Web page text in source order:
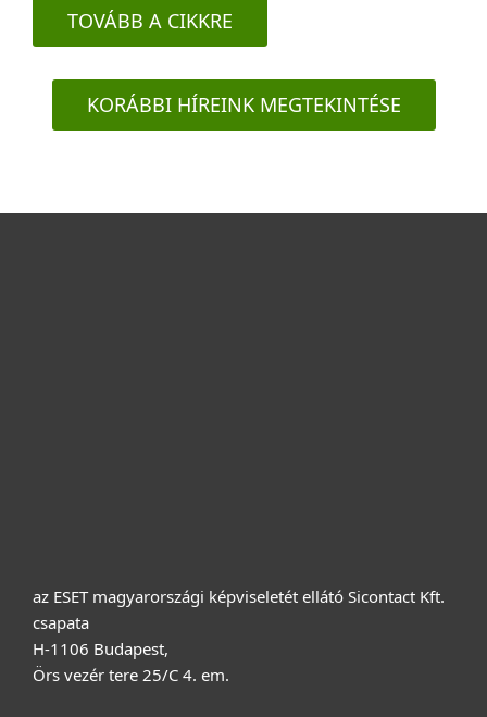
TOVÁBB A CIKKRE
KORÁBBI HÍREINK MEGTEKINTÉSE
az ESET magyarországi képviseletét ellátó Sicontact Kft.
csapata
H-1106 Budapest,
Örs vezér tere 25/C 4. em.